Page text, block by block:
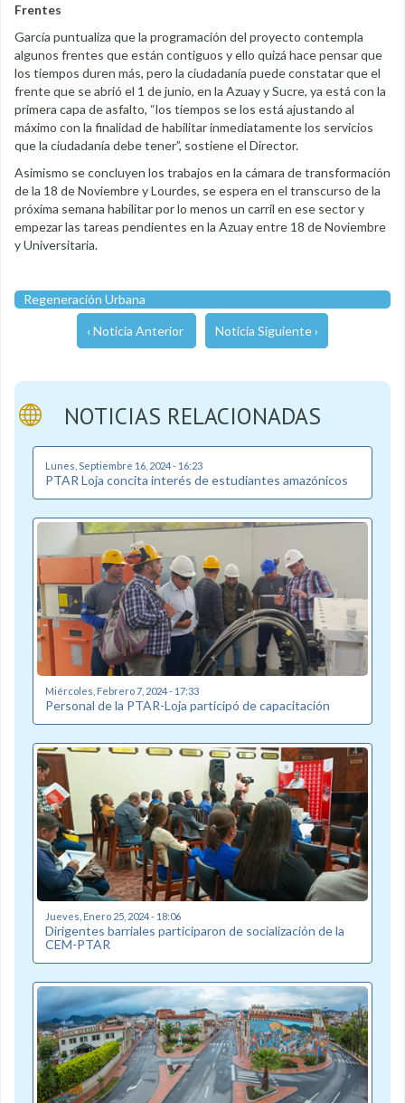
Frentes
García puntualiza que la programación del proyecto contempla
algunos frentes que están contiguos y ello quizá hace pensar que
los tiempos duren más, pero la ciudadanía puede constatar que el
frente que se abrió el 1 de junio, en la Azuay y Sucre, ya está con la
primera capa de asfalto, “los tiempos se los está ajustando al
máximo con la finalidad de habilitar inmediatamente los servicios
que la ciudadanía debe tener”, sostiene el Director.
Asimismo se concluyen los trabajos en la cámara de transformación
de la 18 de Noviembre y Lourdes, se espera en el transcurso de la
próxima semana habilitar por lo menos un carril en ese sector y
empezar las tareas pendientes en la Azuay entre 18 de Noviembre
y Universitaria.
Regeneración Urbana
‹ Noticia Anterior Noticia Siguiente ›
NOTICIAS RELACIONADAS
Lunes, Septiembre 16, 2024 - 16:23
PTAR Loja concita interés de estudiantes amazónicos
Miércoles, Febrero 7, 2024 - 17:33
Personal de la PTAR-Loja participó de capacitación
Jueves, Enero 25, 2024 - 18:06
Dirigentes barriales participaron de socialización de la
CEM-PTAR